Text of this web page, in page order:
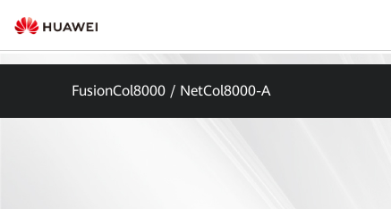
FusionCol8000 / NetCol8000-A